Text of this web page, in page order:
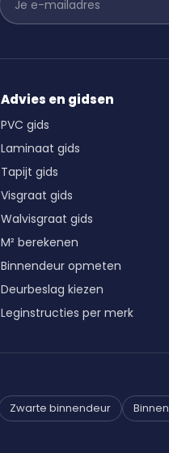
Advies en gidsen
PVC gids
Laminaat gids
Tapijt gids
Visgraat gids
Walvisgraat gids
M² berekenen
Binnendeur opmeten
Deurbeslag kiezen
Leginstructies per merk
Zwarte binnendeur